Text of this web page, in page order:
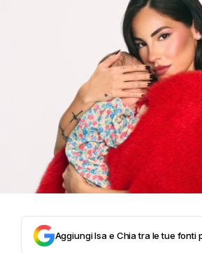
Aggiungi Isa e Chia tra le tue fonti